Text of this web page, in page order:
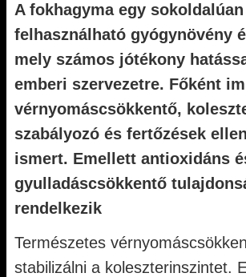
A fokhagyma egy sokoldalúan
felhasználható gyógynövény
mely számos jótékony
emberi szervezetre. Főként
vérnyomáscsökkentő,
szabályozó és fertőzések
ismert. Emellett antioxidáns
gyulladáscsökkentő
rendelkezik
Természetes
stabilizálni a koleszterinszintet.